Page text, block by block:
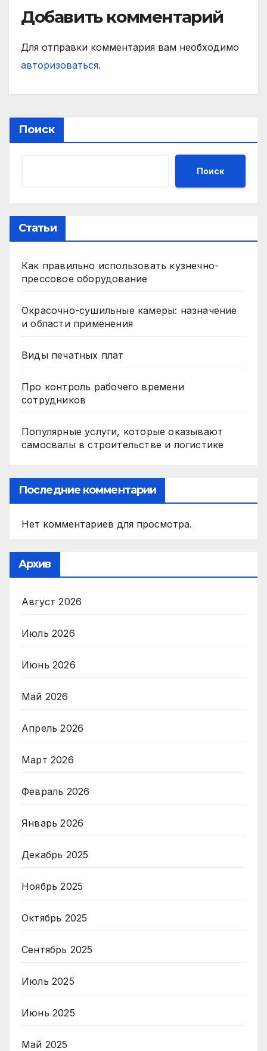
Добавить комментарий
Для отправки комментария вам необходимо
авторизоваться.
Поиск
Поиск
Статьи
Как правильно использовать кузнечно-
прессовое оборудование
Окрасочно-сушильные камеры: назначение
и области применения
Виды печатных плат
Про контроль рабочего времени
сотрудников
Популярные услуги, которые оказывают
самосвалы в строительстве и логистике
Последние комментарии
Нет комментариев для просмотра.
Архив
Август 2026
Июль 2026
Июнь 2026
Май 2026
Апрель 2026
Март 2026
Февраль 2026
Январь 2026
Декабрь 2025
Ноябрь 2025
Октябрь 2025
Сентябрь 2025
Июль 2025
Июнь 2025
Май 2025